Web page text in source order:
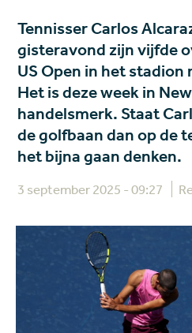
Tennisser Carlos
gisteravond zijn vijfde
US Open in het
Het is deze week in
handelsmerk. Staat
de golfbaan dan op de
het bijna gaan denken.
3 september 2025 - 09:27